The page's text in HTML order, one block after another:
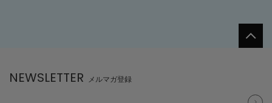
NEWSLETTER メルマガ登録